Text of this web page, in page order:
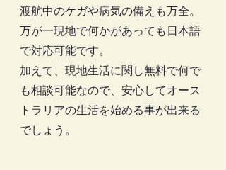
渡航中のケガや病気の備えも万全。
万が一現地で何かがあっても日本語
で対応可能です。
加えて、現地生活に関し無料で何で
も相談可能なので、安心してオース
トラリアの生活を始める事が出来る
でしょう。